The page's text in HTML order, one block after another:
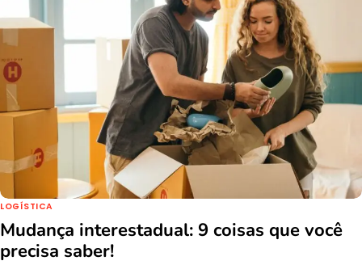
LOGÍSTICA
Mudança interestadual: 9 coisas que você
precisa saber!